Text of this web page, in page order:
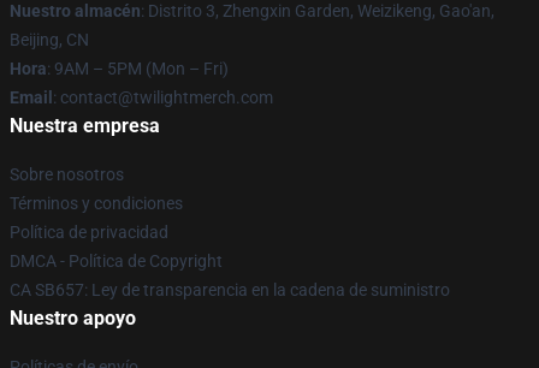
Nuestro almacén: Distrito 3, Zhengxin Garden, Weizikeng, Gao'an,
Beijing, CN
Hora: 9AM – 5PM (Mon – Fri)
Email : contact@twilightmerch.com
Nuestra empresa
Sobre nosotros
Términos y condiciones
Política de privacidad
DMCA - Política de Copyright
CA SB657: Ley de transparencia en la cadena de suministro
Nuestro apoyo